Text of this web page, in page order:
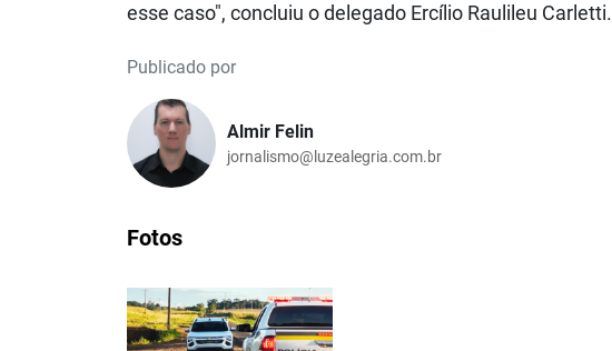
esse caso", concluiu o delegado Ercílio Raulileu Carletti.
Publicado por
Almir Felin
jornalismo@luzealegria.com.br
Fotos